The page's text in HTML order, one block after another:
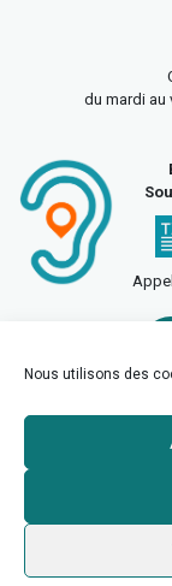
Nous utilisons des
du mardi au
© 2026 Ville de Billy